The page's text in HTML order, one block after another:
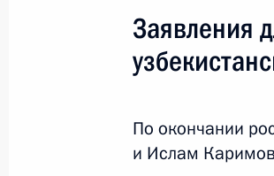
Заявления
По окончании
и Ислам